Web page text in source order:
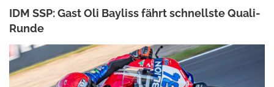
IDM SSP: Gast Oli Bayliss fährt schnellste Quali-
Runde
ANKE WIECZOREK